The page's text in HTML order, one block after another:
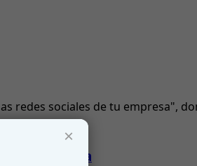
redes sociales de tu empresa",
Aplicada
×